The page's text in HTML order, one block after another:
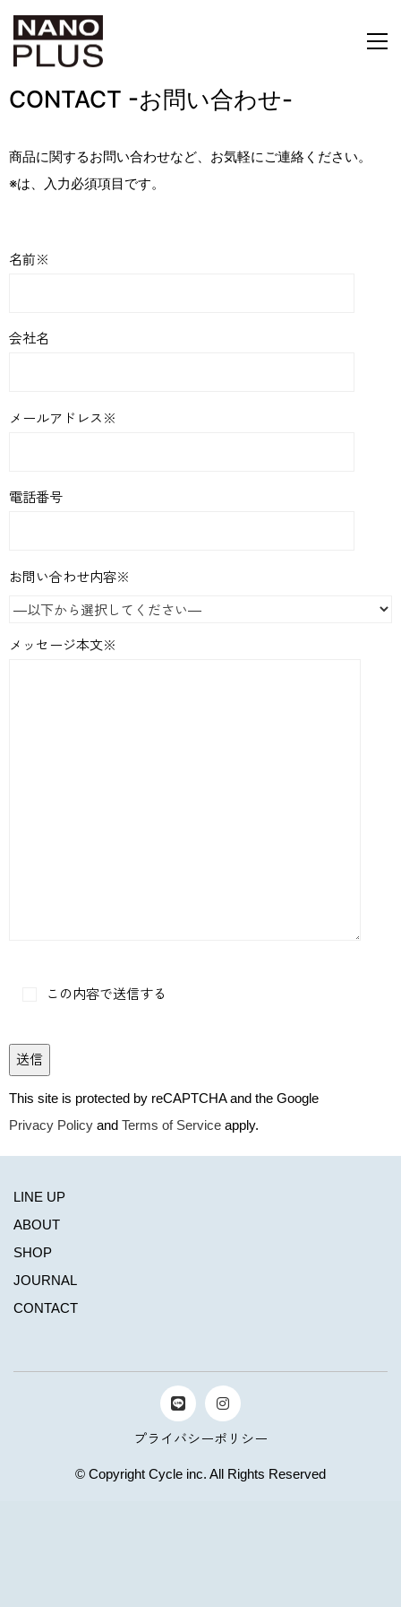
CONTACT -お問い合わせ-
商品に関するお問い合わせなど、お気軽にご連絡ください。
※は、入力必須項目です。
名前※
会社名
メールアドレス※
電話番号
お問い合わせ内容※
メッセージ本文※
この内容で送信する
This site is protected by reCAPTCHA and the Google
Privacy Policy and Terms of Service apply.
LINE UP
ABOUT
SHOP
JOURNAL
CONTACT
プライバシーポリシー
© Copyright Cycle inc. All Rights Reserved